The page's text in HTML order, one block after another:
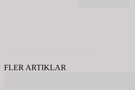
FLER ARTIKLAR